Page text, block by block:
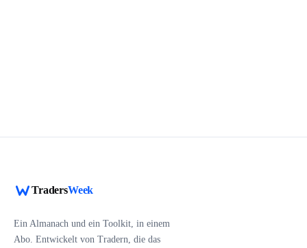
TradersWeek
Ein Almanach und ein Toolkit, in einem
Abo. Entwickelt von Tradern, die das